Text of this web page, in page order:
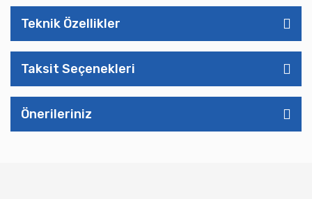
Teknik Özellikler
Taksit Seçenekleri
Önerileriniz